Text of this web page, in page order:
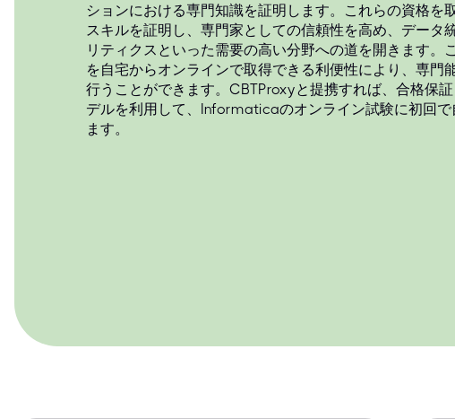
ションにおける専門知識を証明します。これらの資格を
スキルを証明し、専門家としての信頼性を高め、データ
リティクスといった需要の高い分野への道を開きます。
を自宅からオンラインで取得できる利便性により、専門
行うことができます。CBTProxyと提携すれば、合格保
デルを利用して、Informaticaのオンライン試験に初回で
ます。